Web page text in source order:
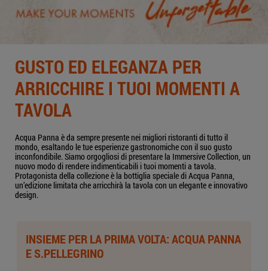
GUSTO ED ELEGANZA PER
ARRICCHIRE I TUOI MOMENTI A
TAVOLA
Acqua Panna è da sempre presente nei migliori ristoranti di tutto il
mondo, esaltando le tue esperienze gastronomiche con il suo gusto
inconfondibile. Siamo orgogliosi di presentare la Immersive Collection, un
nuovo modo di rendere indimenticabili i tuoi momenti a tavola.
Protagonista della collezione è la bottiglia speciale di Acqua Panna,
un’edizione limitata che arricchirà la tavola con un elegante e innovativo
design.
INSIEME PER LA PRIMA VOLTA: ACQUA PANNA
E S.PELLEGRINO